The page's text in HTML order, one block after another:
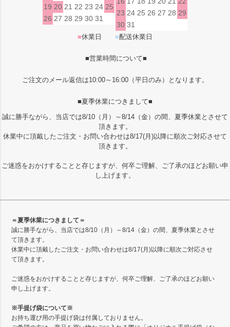
19 20 21 22 23 24 25
26 27 28 29 30 31
23 24 25 26 27 28 29
30 31
■休業日 ■配送休業日
■営業時間について■
ご注文のメール返信は10:00～16:00（平日のみ）となります。
■夏季休業につきまして■
誠に勝手ながら、当店では8/10（月）～8/14（金）の間、夏季休業とさせて
頂きます。
休業中に頂戴したご注文・お問い合わせは8/17(月)以降に順次ご対応させて
頂きます。
ご迷惑をおかけすることと存じますが、何卒ご理解、ご了承のほどお願い申
し上げます。
＝夏季休業につきまして＝
誠に勝手ながら、当店では8/10（月）～8/14（金）の間、夏季休業とさせ
て頂きます。
休業中に頂戴したご注文・お問い合わせは8/17(月)以降に順次ご対応させ
て頂きます。
ご迷惑をおかけすることと存じますが、何卒ご理解、ご了承のほどお願い
申し上げます。
※手提げ袋について※
お持ち運び用の手提げ袋は付属しておりません。